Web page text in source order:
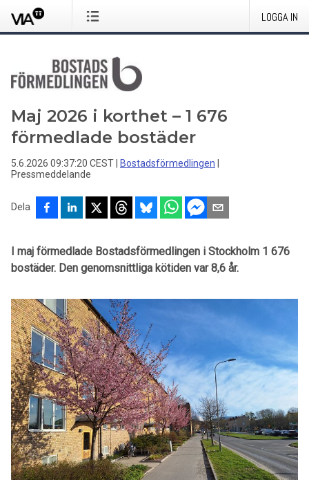
LOGGA IN
Maj 2026 i korthet – 1 676
förmedlade bostäder
5.6.2026 09:37:20 CEST Bostadsförmedlingen
Pressmeddelande
Dela
I maj förmedlade Bostadsförmedlingen i Stockholm 1 676
bostäder. Den genomsnittliga kötiden var 8,6 år.